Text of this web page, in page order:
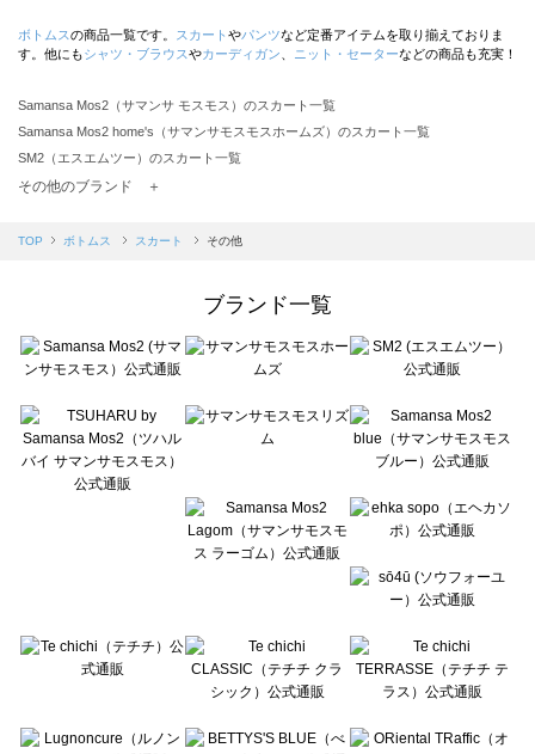
ボトムスの商品一覧です。 スカート やパンツなど定番アイテムを取り揃えておりま
す。他にもシャツ・ブラウスやカーディガン ニット・セーターなどの商品も充実！
Samansa Mos2（サマンサ モスモス）のスカート一覧
Samansa Mos2 home's（サマンサモスモスホームズ）のスカート一覧
SM2（エスエムツー）のスカート一覧
TSUHARU by Samansa Mos2（ツハルバイサマンサモスモス）のスカート一覧
Samansa Mos2 blue（サマンサモスモス ブルー）のスカート一覧
sō4ū（ソウフォーユー）のスカート一覧
Te chichi（テチチ）のスカート一覧
Te chichi CLASSIC（テチチ クラシック）のスカート一覧
Lugnoncure（ルノンキュール）のスカート一覧
BETTY'S BLUE（べティーズブルー）のスカート一覧
Wpc.（ワールドパーティー）のスカート一覧
その他のブランド ＋
TOP ボトムス スカート その他
ブランド一覧